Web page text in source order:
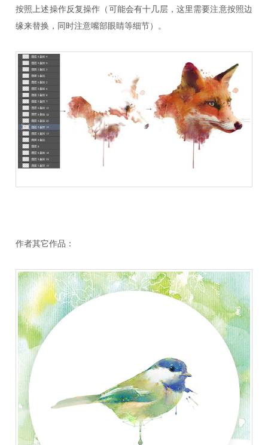
按照上述操作反复操作（可能会有十几层，这里需要注意按照边
缘来替换，同时注意嘴部眼睛等细节）。
作者其它作品：